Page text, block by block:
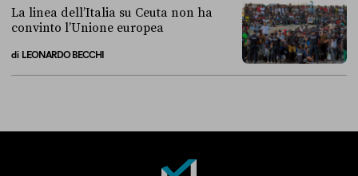
La linea dell’Italia su Ceuta non ha
convinto l’Unione europea
di LEONARDO BECCHI